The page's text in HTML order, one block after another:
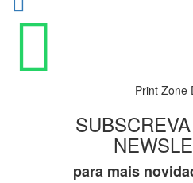
Print Zone
para mais